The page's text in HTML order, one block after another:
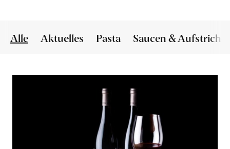
Alle Aktuelles Pasta Saucen & Aufstriche